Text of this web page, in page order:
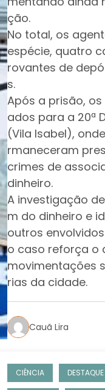
ção.
No total, os
espécie, quatro
rovantes de
s.
Após a prisão,
ados para a 20ª
(Vila Isabel),
rmaneceram
crimes de
dinheiro.
A investigação
m do dinheiro e
outros
o caso reforça o
movimentações
rias da cidade.
Cauã Lira
CIÊNCIA DESTAQUE